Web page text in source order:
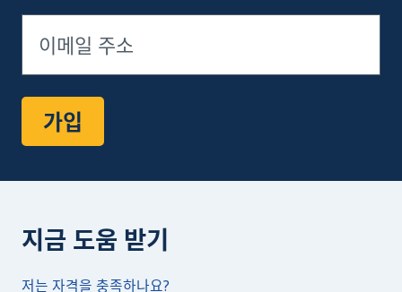
가입
지금 도움 받기
저는 자격을 충족하나요?